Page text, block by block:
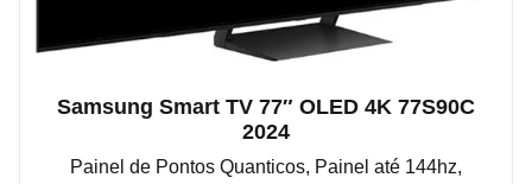
Samsung Smart TV 77″ OLED 4K 77S90C
2024
Painel de Pontos Quanticos, Painel até 144hz,